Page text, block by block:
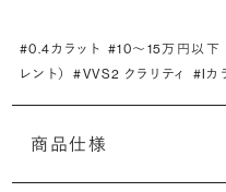
#0.4カラット #10〜15万円以下
レント）
#VVS2 クラリティ #Iカ
商品仕様